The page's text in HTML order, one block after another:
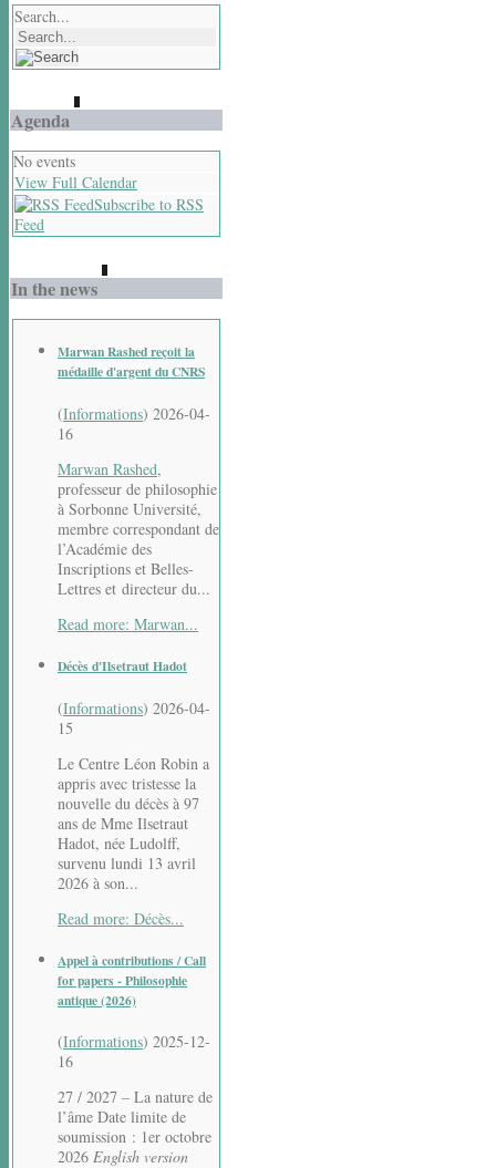
Search...
Agenda
No events
View Full Calendar
Subscribe to RSS
Feed
In the news
Marwan Rashed reçoit la
médaille d'argent du CNRS
(Informations) 2026-04-
16
Marwan Rashed,
professeur de philosophie
à Sorbonne Université,
membre correspondant de
l’Académie des
Inscriptions et Belles-
Lettres et directeur du...
Read more: Marwan...
Décès d'Ilsetraut Hadot
(Informations) 2026-04-
15
Le Centre Léon Robin a
appris avec tristesse la
nouvelle du décès à 97
ans de Mme Ilsetraut
Hadot, née Ludolff,
survenu lundi 13 avril
2026 à son...
Read more: Décès...
Appel à contributions / Call
for papers - Philosophie
antique (2026)
(Informations) 2025-12-
16
27 / 2027 – La nature de
l’âme Date limite de
soumission : 1er octobre
2026 English version